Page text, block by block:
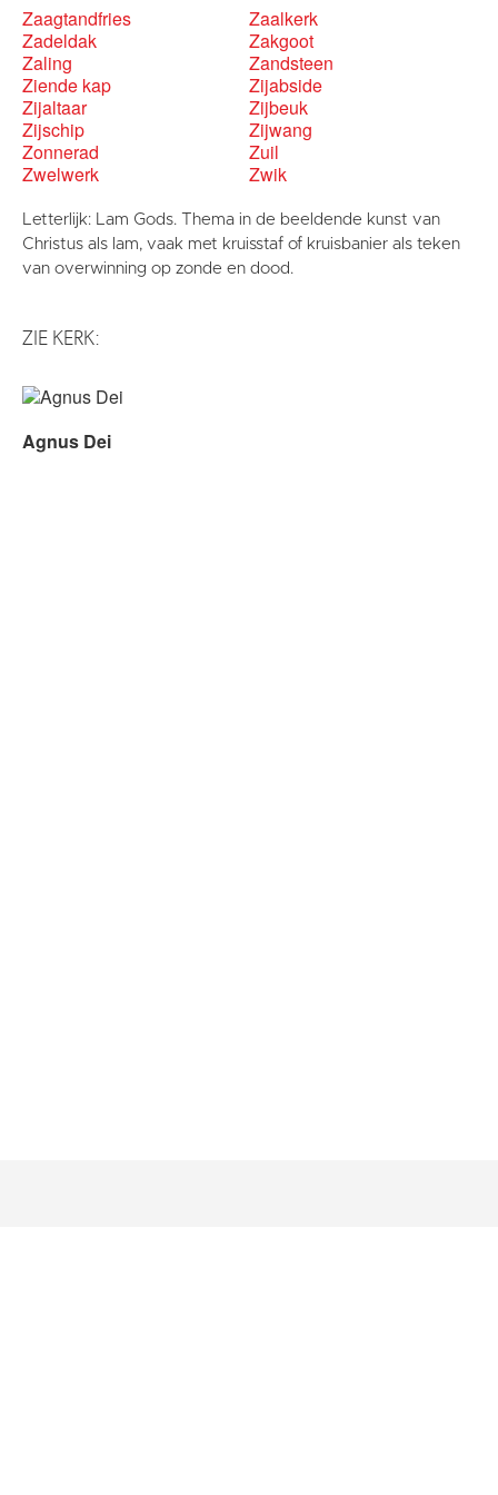
Zaagtandfries
Zaalkerk
Zadeldak
Zakgoot
Zaling
Zandsteen
Ziende kap
Zijabside
Zijaltaar
Zijbeuk
Zijschip
Zijwang
Zonnerad
Zuil
Zwelwerk
Zwik
Letterlijk: Lam Gods. Thema in de beeldende kunst van
Christus als lam, vaak met kruisstaf of kruisbanier als teken
van overwinning op zonde en dood.
ZIE KERK:
Agnus Dei